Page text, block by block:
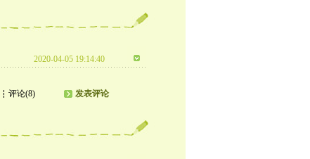
2020-04-05 19:14:40
评论(8) 发表评论